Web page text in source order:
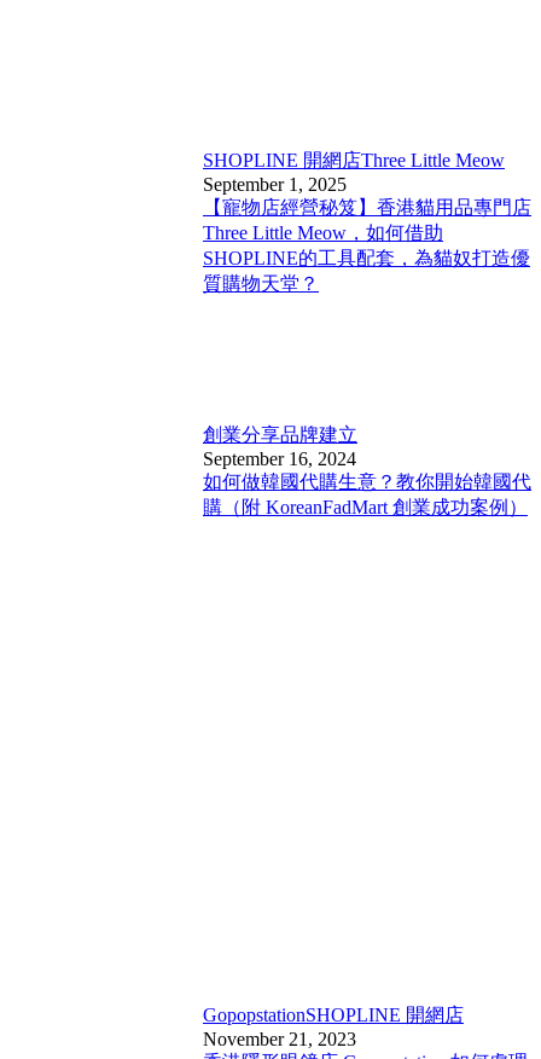
SHOPLINE 開網店Three Little Meow
September 1, 2025
【寵物店經營秘笈】香港貓用品專門店
Three Little Meow，如何借助
SHOPLINE的工具配套，為貓奴打造優
質購物天堂？
創業分享品牌建立
September 16, 2024
如何做韓國代購生意？教你開始韓國代
購（附 KoreanFadMart 創業成功案例）
GopopstationSHOPLINE 開網店
November 21, 2023